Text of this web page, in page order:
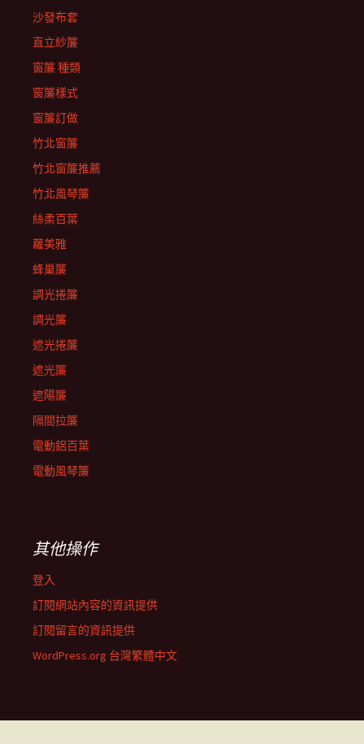
沙發布套
直立紗簾
窗簾 種類
窗簾樣式
窗簾訂做
竹北窗簾
竹北窗簾推薦
竹北風琴簾
絲柔百葉
蘿美雅
蜂巢簾
調光捲簾
調光簾
遮光捲簾
遮光簾
遮陽簾
隔間拉簾
電動鋁百葉
電動風琴簾
其他操作
登入
訂閱網站內容的資訊提供
訂閱留言的資訊提供
WordPress.org 台灣繁體中文